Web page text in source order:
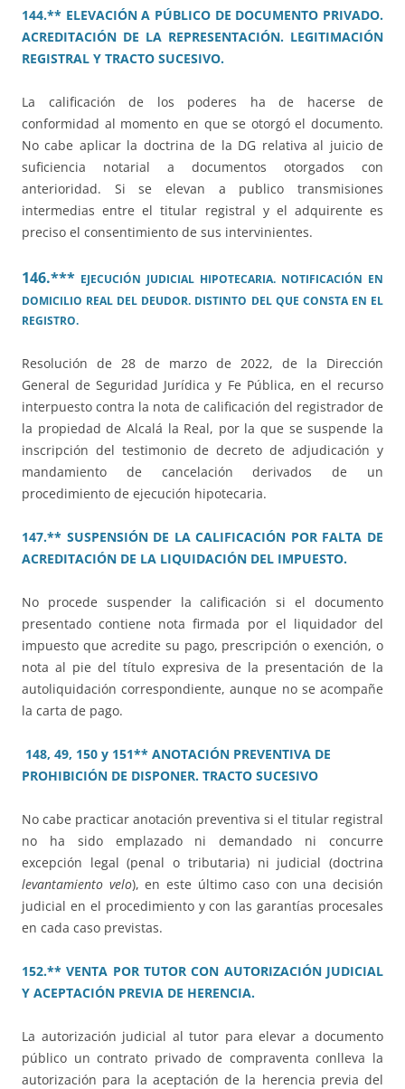
144.** ELEVACIÓN A PÚBLICO DE DOCUMENTO PRIVADO.
ACREDITACIÓN DE LA REPRESENTACIÓN. LEGITIMACIÓN
REGISTRAL Y TRACTO SUCESIVO.
La calificación de los poderes ha de hacerse de
conformidad al momento en que se otorgó el documento.
No cabe aplicar la doctrina de la DG relativa al juicio de
suficiencia notarial a documentos otorgados con
anterioridad. Si se elevan a publico transmisiones
intermedias entre el titular registral y el adquirente es
preciso el consentimiento de sus intervinientes.
146.*** EJECUCIÓN JUDICIAL HIPOTECARIA. NOTIFICACIÓN EN
DOMICILIO REAL DEL DEUDOR. DISTINTO DEL QUE CONSTA EN EL
REGISTRO.
Resolución de 28 de marzo de 2022, de la Dirección
General de Seguridad Jurídica y Fe Pública, en el recurso
interpuesto contra la nota de calificación del registrador de
la propiedad de Alcalá la Real, por la que se suspende la
inscripción del testimonio de decreto de adjudicación y
mandamiento de cancelación derivados de un
procedimiento de ejecución hipotecaria.
147.** SUSPENSIÓN DE LA CALIFICACIÓN POR FALTA DE
ACREDITACIÓN DE LA LIQUIDACIÓN DEL IMPUESTO.
No procede suspender la calificación si el documento
presentado contiene nota firmada por el liquidador del
impuesto que acredite su pago, prescripción o exención, o
nota al pie del título expresiva de la presentación de la
autoliquidación correspondiente, aunque no se acompañe
la carta de pago.
148, 49, 150 y 151** ANOTACIÓN PREVENTIVA DE
PROHIBICIÓN DE DISPONER. TRACTO SUCESIVO
No cabe practicar anotación preventiva si el titular registral
no ha sido emplazado ni demandado ni concurre
excepción legal (penal o tributaria) ni judicial (doctrina
levantamiento velo), en este último caso con una decisión
judicial en el procedimiento y con las garantías procesales
en cada caso previstas.
152.** VENTA POR TUTOR CON AUTORIZACIÓN JUDICIAL
Y ACEPTACIÓN PREVIA DE HERENCIA.
La autorización judicial al tutor para elevar a documento
público un contrato privado de compraventa conlleva la
autorización para la aceptación de la herencia previa del